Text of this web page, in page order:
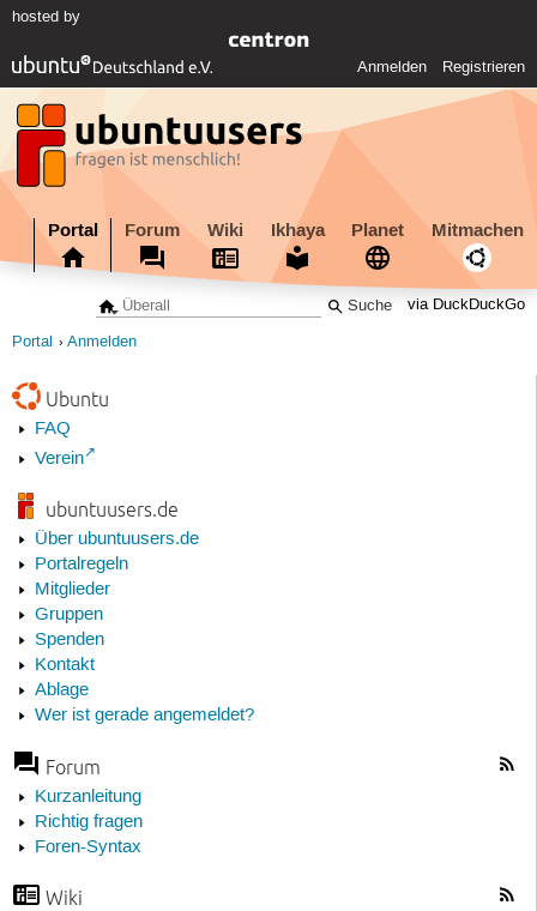
hosted by
Anmelden Registrieren
Portal Forum Wiki Ikhaya Planet Mitmachen
via DuckDuckGo
Portal Anmelden
Ubuntu
FAQ
Verein
ubuntuusers.de
Über ubuntuusers.de
Portalregeln
Mitglieder
Gruppen
Spenden
Kontakt
Ablage
Wer ist gerade angemeldet?
Forum
Kurzanleitung
Richtig fragen
Foren-Syntax
Wiki